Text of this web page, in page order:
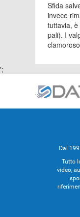
Sfida
invece
tuttavia,
pali). I
';
Dal
Tutto
video,